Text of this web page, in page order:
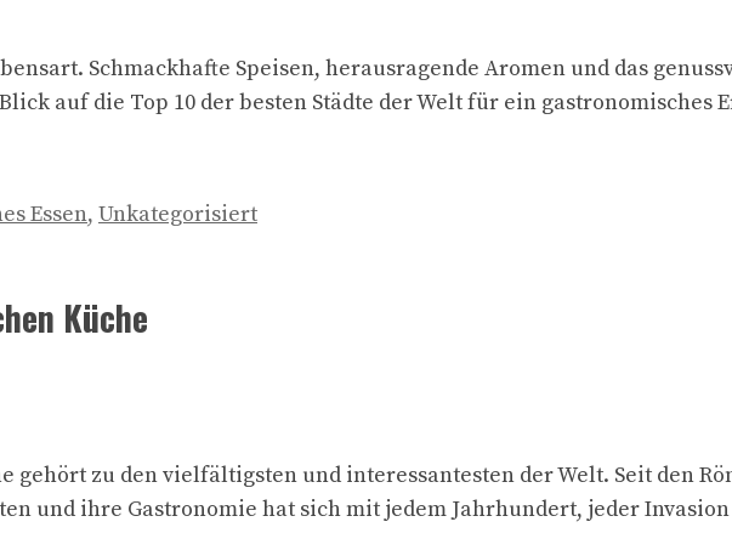
Schmackhafte Speisen, herausragende Aromen und das
auf die Top 10 der besten Städte der Welt für ein gastronomisches
Essen, Unkategorisiert
Küche
gehört zu den vielfältigsten und interessantesten der Welt. Seit den
und ihre Gastronomie hat sich mit jedem Jahrhundert, jeder